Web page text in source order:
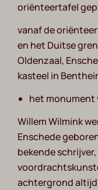
oriënteertafel
vanaf de
en het Duitse
Oldenzaal,
kasteel in
het monument
Willem Wilmink
Enschede
bekende
achtergrond altijd